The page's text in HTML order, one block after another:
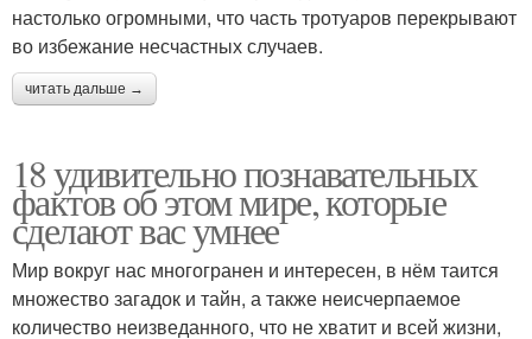
настолько огромными, что часть тротуаров перекрывают
во избежание несчастных случаев.
читать дальше →
18 удивительно познавательных
фактов об этом мире, которые
сделают вас умнее
Мир вокруг нас многогранен и интересен, в нём таится
множество загадок и тайн, а также неисчерпаемое
количество неизведанного, что не хватит и всей жизни,